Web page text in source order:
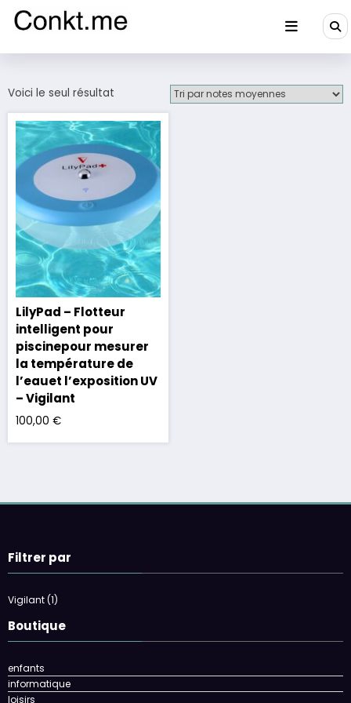
Conkt.me
Voici le seul résultat
LilyPad – Flotteur
intelligent pour
piscinepour mesurer
la température de
l’eauet l’exposition UV
– Vigilant
100,00 €
Filtrer par
Vigilant(1)
Boutique
enfants
informatique
loisirs